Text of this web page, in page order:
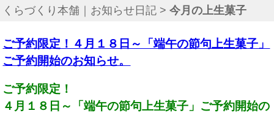
くらづくり本舗｜お知らせ日記 >今月の上生菓子
ご予約限定！４月１８日～「端午の節句上生菓子」
ご予約開始のお知らせ。
ご予約限定！
４月１８日～「端午の節句上生菓子」ご予約開始の